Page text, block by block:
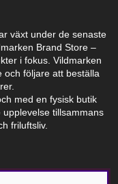
växt under de senaste
Brand Store –
i fokus. Vildmarken
och följare att beställa
med en fysisk butik
tillsammans
friluftsliv.